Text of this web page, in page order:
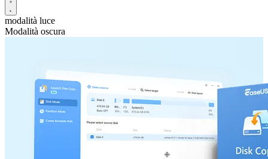
modalità luce
Modalità oscura